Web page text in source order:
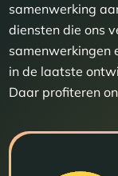
samenwerking
diensten die ons
samenwerkingen
in de laatste
Daar profiteren